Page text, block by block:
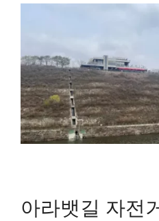
아라뱃길 자전